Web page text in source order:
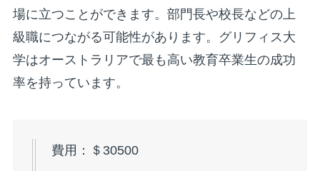
場に立つことができます。部門長や校長などの上
級職につながる可能性があります。グリフィス大
学はオーストラリアで最も高い教育卒業生の成功
率を持っています。
費用：＄30500